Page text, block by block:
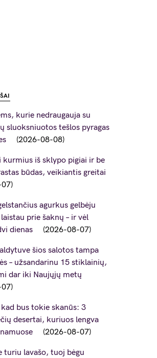
kurie nedraugauja su
sluoksniuotos tešlos pyragas
2026-08-08
kurmius iš sklypo pigiai ir be
būdas, veikiantis greitai
agurkus gelbėju
prie šaknų – ir vėl
dienas
2026-08-07
šios salotos tampa
– užsandarinu 15 stiklainių,
dar iki Naujųjų metų
bus tokie skanūs: 3
desertai, kuriuos lengva
2026-08-07
turiu lavašo, tuoj bėgu